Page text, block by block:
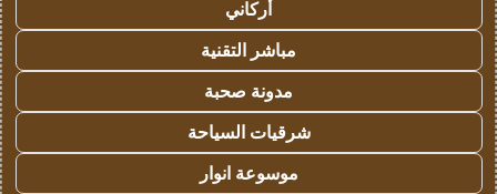
أركاني
مباشر التقنية
مدونة صحبة
شرقيات السياحة
موسوعة انوار